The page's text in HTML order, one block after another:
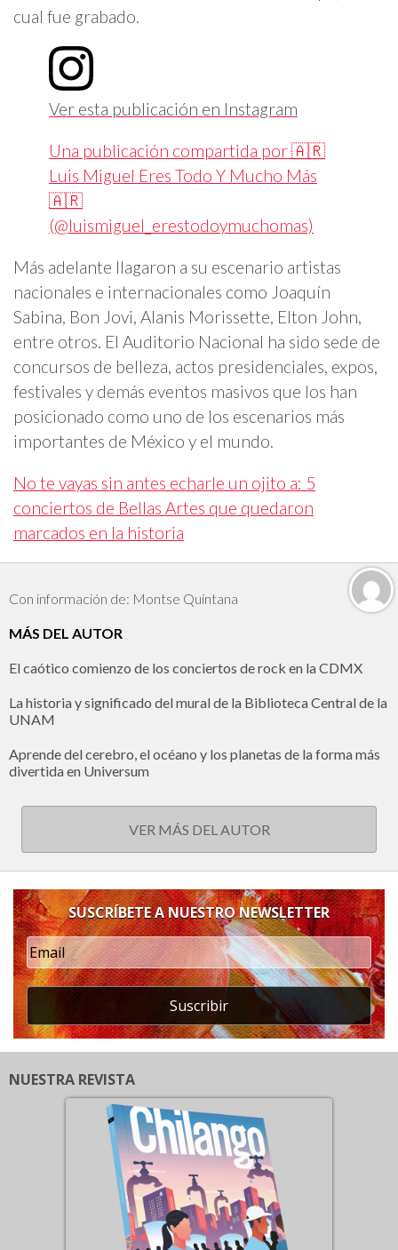
cual fue grabado.
Ver esta publicación en Instagram
Una publicación compartida por 🇦🇷
Luis Miguel Eres Todo Y Mucho Más
🇦🇷
(@luismiguel_erestodoymuchomas)
Más adelante llagaron a su escenario artistas
nacionales e internacionales como Joaquín
Sabina, Bon Jovi, Alanis Morissette, Elton John,
entre otros. El Auditorio Nacional ha sido sede de
concursos de belleza, actos presidenciales, expos,
festivales y demás eventos masivos que los han
posicionado como uno de los escenarios más
importantes de México y el mundo.
No te vayas sin antes echarle un ojito a: 5
conciertos de Bellas Artes que quedaron
marcados en la historia
Con información de: Montse Quintana
MÁS DEL AUTOR
El caótico comienzo de los conciertos de rock en la CDMX
La historia y significado del mural de la Biblioteca Central de la
UNAM
Aprende del cerebro, el océano y los planetas de la forma más
divertida en Universum
VER MÁS DEL AUTOR
SUSCRÍBETE A NUESTRO NEWSLETTER
Suscribir
NUESTRA REVISTA